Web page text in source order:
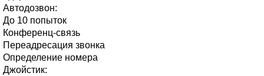
Автодозвон:
До 10 попыток
Конференц-связь
Переадресация звонка
Определение номера
Джойстик: